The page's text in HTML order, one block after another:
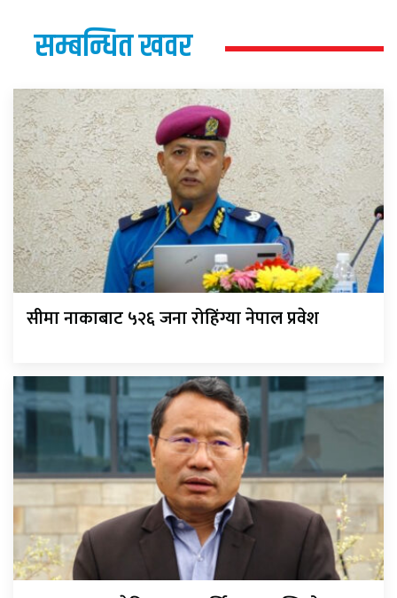
सम्बन्धित खवर
सीमा नाकाबाट ५२६ जना रोहिंग्या नेपाल प्रवेश